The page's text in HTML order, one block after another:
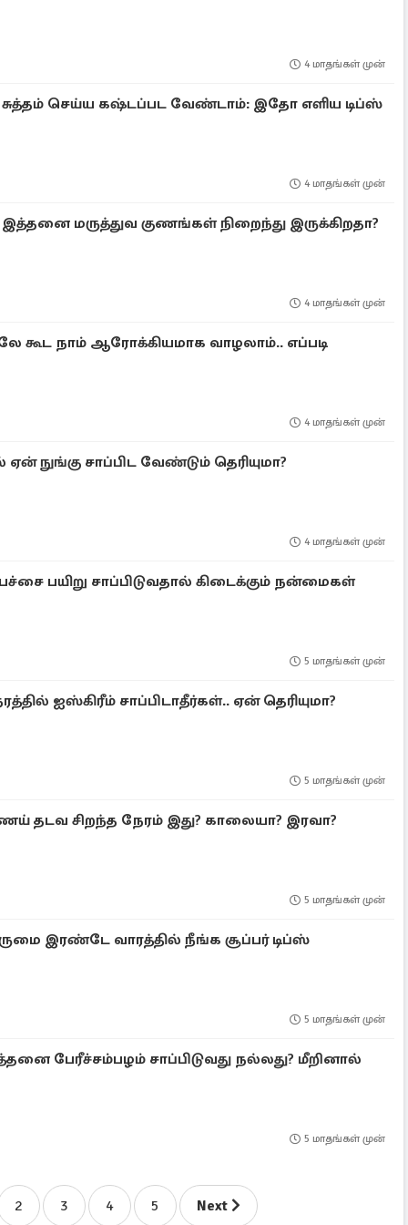
4 மாதங்கள் முன்
செய்ய கஷ்டப்பட வேண்டாம்: இதோ எளிய டிப்ஸ்
4 மாதங்கள் முன்
இத்தனை மருத்துவ குணங்கள் நிறைந்து இருக்கிறதா?
4 மாதங்கள் முன்
கூட நாம் ஆரோக்கியமாக வாழலாம்.. எப்படி
4 மாதங்கள் முன்
நுங்கு சாப்பிட வேண்டும் தெரியுமா?
4 மாதங்கள் முன்
பயிறு சாப்பிடுவதால் கிடைக்கும் நன்மைகள்
5 மாதங்கள் முன்
ஐஸ்கிரீம் சாப்பிடாதீர்கள்.. ஏன் தெரியுமா?
5 மாதங்கள் முன்
தடவ சிறந்த நேரம் இது? காலையா? இரவா?
5 மாதங்கள் முன்
இரண்டே வாரத்தில் நீங்க சூப்பர் டிப்ஸ்
5 மாதங்கள் முன்
பேரீச்சம்பழம் சாப்பிடுவது நல்லது? மீறினால்
5 மாதங்கள் முன்
2 3 4 5 Next